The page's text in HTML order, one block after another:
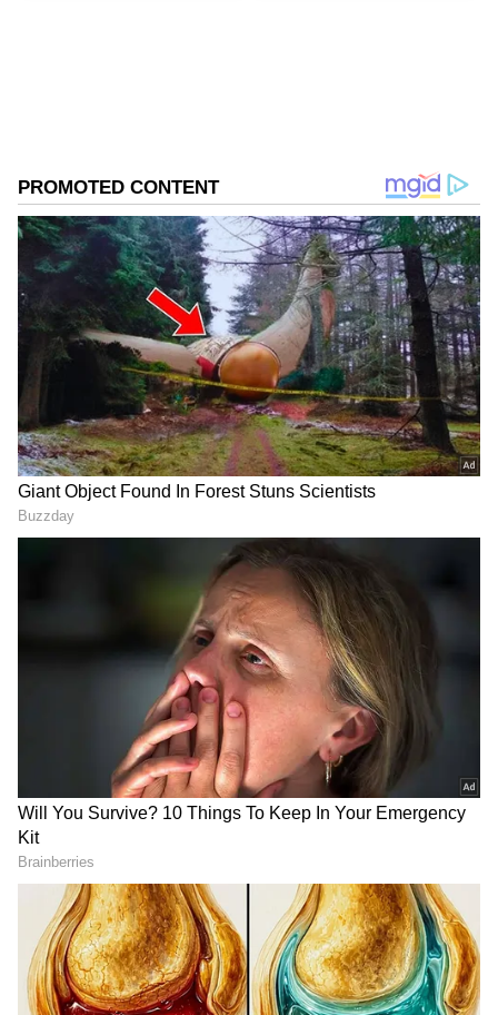
ஏசியாநெட் தமிழ்-ஐ உங்கள் முதன்மைத்
தேர்வாக்குங்கள்
Image Credit :
40 ஆண்டுகள் பழமையான முறை ஓய்வு
பெறுகிறது
ரயில்வேயின் தற்போதைய PRS முறை
கிட்டத்தட்ட 40 ஆண்டுகளுக்கு முன்பு